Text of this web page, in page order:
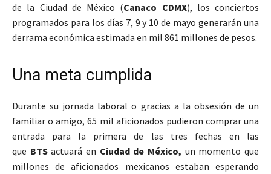
de la Ciudad de México (Canaco CDMX), los conciertos
programados para los días 7, 9 y 10 de mayo generarán una
derrama económica estimada en mil 861 millones de pesos.
Una meta cumplida
Durante su jornada laboral o gracias a la obsesión de un
familiar o amigo, 65 mil aficionados pudieron comprar una
entrada para la primera de las tres fechas en las
que BTSactuará en Ciudad de México, un momento que
millones de aficionados mexicanos estaban esperando